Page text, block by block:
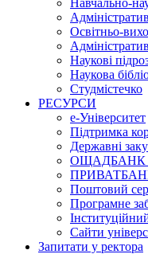
Освітньо-
Наукові
Наукова
Студмістечко
РЕСУРСИ
е-Університет
Підтримка
Державні
ОЩАДБАНК
Поштовий
Програмне
Сайти
Запитати у ректора